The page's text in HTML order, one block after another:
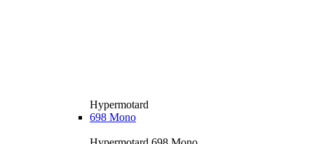
Hypermotard
698 Mono